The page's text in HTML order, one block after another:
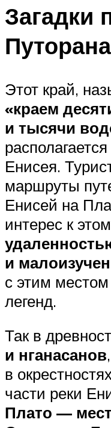
Загадки
Путорана
Этот край,
«краем
и тысячи
Енисея.
маршруты
Енисей на
интерес к
и
с этим
легенд.
Так в
и нганасанов
в
части реки
Плато —